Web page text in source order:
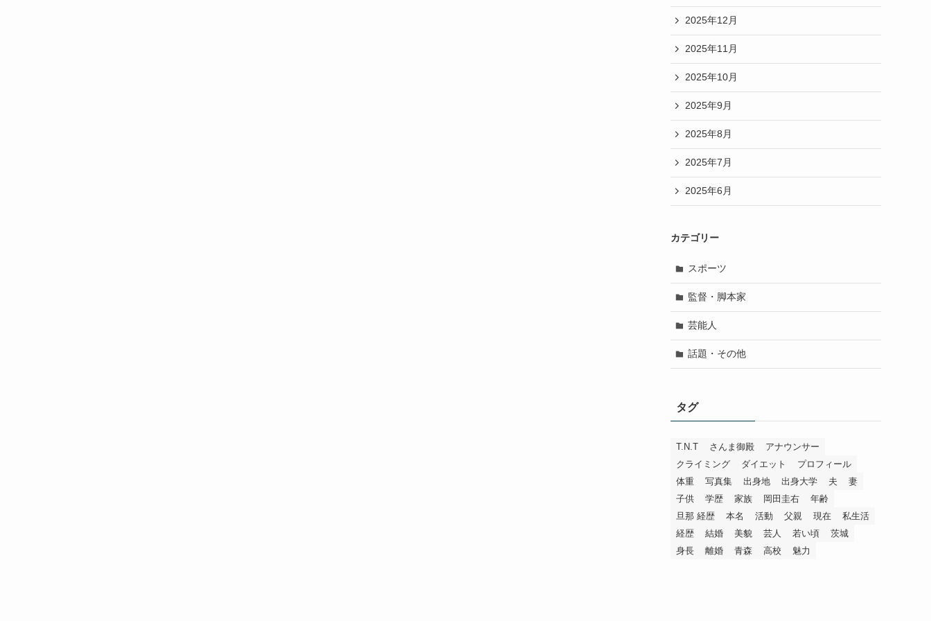
2025年12月
2025年11月
2025年10月
2025年9月
2025年8月
2025年7月
2025年6月
カテゴリー
スポーツ
監督・脚本家
芸能人
話題・その他
タグ
T.N.T さんま御殿
アナウンサー
クライミング
ダイエット
プロフィール
体重
写真集 出身地 出身大学 夫
妻
子供
学歴 家族 岡田圭右
年齢
旦那 経歴
本名 活動 父親 現在
私生活
経歴
結婚 美貌 芸人 若い頃
茨城
身長
離婚 青森 高校 魅力